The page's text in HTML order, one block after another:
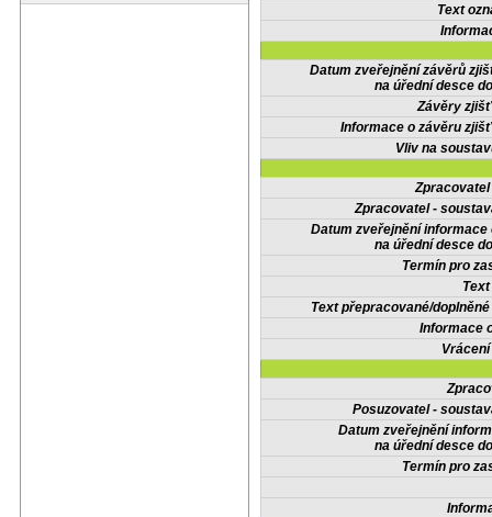
Text
Datum zveřejnění závěrů
na úřední desce
Závěry
Informace o závěru
Vliv na
Zpracovatel -
Datum zveřejnění informace
na úřední desce
Termín pro
Text přepracované/
Informace
Posuzovatel -
Datum zveřejnění
na úřední desce
Termín pro